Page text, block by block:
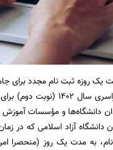
ثبت نام مجدد برای
برای متقاضیان ثبت نام و
دانشگاه‌ها و مؤسسات‌ آموزش‌
آزاد اسلامی که در